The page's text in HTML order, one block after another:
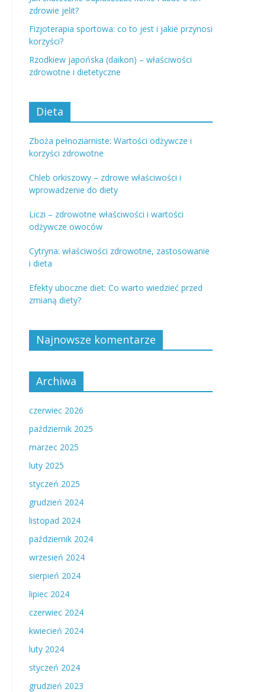
zdrowie jelit?
Fizjoterapia sportowa: co to jest i jakie przynosi
korzyści?
Rzodkiew japońska (daikon) – właściwości
zdrowotne i dietetyczne
Dieta
Zboża pełnoziarniste: Wartości odżywcze i
korzyści zdrowotne
Chleb orkiszowy – zdrowe właściwości i
wprowadzenie do diety
Liczi – zdrowotne właściwości i wartości
odżywcze owoców
Cytryna: właściwości zdrowotne, zastosowanie
i dieta
Efekty uboczne diet: Co warto wiedzieć przed
zmianą diety?
Najnowsze komentarze
Archiwa
czerwiec 2026
październik 2025
marzec 2025
luty 2025
styczeń 2025
grudzień 2024
listopad 2024
październik 2024
wrzesień 2024
sierpień 2024
lipiec 2024
czerwiec 2024
kwiecień 2024
luty 2024
styczeń 2024
grudzień 2023